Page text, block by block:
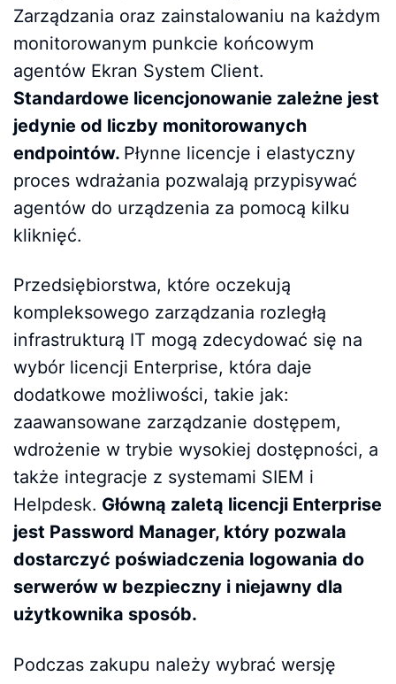
Zarządzania oraz zainstalowaniu na każdym
monitorowanym punkcie końcowym
agentów Ekran System Client.
Standardowe licencjonowanie zależne jest
jedynie od liczby monitorowanych
endpointów. Płynne licencje i elastyczny
proces wdrażania pozwalają przypisywać
agentów do urządzenia za pomocą kilku
kliknięć.
Przedsiębiorstwa, które oczekują
kompleksowego zarządzania rozległą
infrastrukturą IT mogą zdecydować się na
wybór licencji Enterprise, która daje
dodatkowe możliwości, takie jak:
zaawansowane zarządzanie dostępem,
wdrożenie w trybie wysokiej dostępności, a
także integracje z systemami SIEM i
Helpdesk. Główną zaletą licencji Enterprise
jest Password Manager, który pozwala
dostarczyć poświadczenia logowania do
serwerów w bezpieczny i niejawny dla
użytkownika sposób.
Podczas zakupu należy wybrać wersję